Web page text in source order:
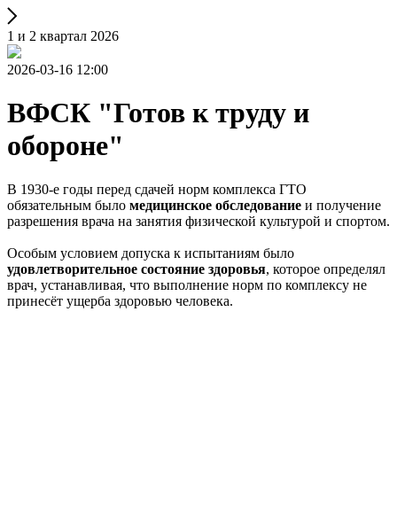
1 и 2 квартал 2026
2026-03-16 12:00
ВФСК "Готов к труду и
обороне"
В 1930-е годы перед сдачей норм комплекса ГТО
обязательным было медицинское обследование и получение
разрешения врача на занятия физической культурой и спортом.
Особым условием допуска к испытаниям было
удовлетворительное состояние здоровья, которое определял
врач, устанавливая, что выполнение норм по комплексу не
принесёт ущерба здоровью человека.